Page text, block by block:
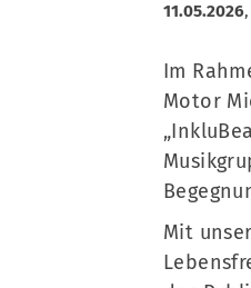
11.05.2026
Im
Motor
Mit